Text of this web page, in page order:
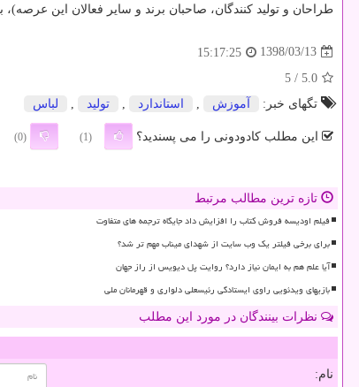
طراحان و تولید كنندگان، صاحبان برند و سایر فعالان این عرصه)، با دریافت صلاحیت های مندرج در ماده ۲ آیین نامه اجرایی قانون
1398/03/13
15:17:25
5.0
/ 5
تگهای خبر:
آموزش , استاندارد , تولید , لباس
این مطلب کادودونی را می پسندید؟ (1)
(0)
تازه ترین مطالب مرتبط
فیلم اودیسه فروش کتاب را افزایش داد جایگاه ترجمه های متفاوت
برای برخی فیلتر یک وب سایت از شهدای میناب مهم تر شد؟
آیا علم هم به ایمان نیاز دارد؟ روایت پل دیویس از راز جهان
بازیهای ویدئویی راوی ایستادگی رئیسعلی دلواری و قهرمانان ملی
نظرات بینندگان در مورد این مطلب
نام: